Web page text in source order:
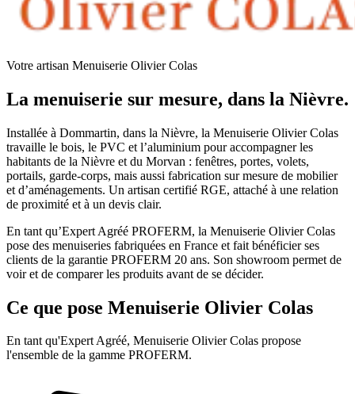
Votre artisan Menuiserie Olivier Colas
La menuiserie sur mesure, dans la Nièvre.
Installée à Dommartin, dans la Nièvre, la Menuiserie Olivier Colas
travaille le bois, le PVC et l’aluminium pour accompagner les
habitants de la Nièvre et du Morvan : fenêtres, portes, volets,
portails, garde-corps, mais aussi fabrication sur mesure de mobilier
et d’aménagements. Un artisan certifié RGE, attaché à une relation
de proximité et à un devis clair.
En tant qu’Expert Agréé PROFERM, la Menuiserie Olivier Colas
pose des menuiseries fabriquées en France et fait bénéficier ses
clients de la garantie PROFERM 20 ans. Son showroom permet de
voir et de comparer les produits avant de se décider.
Ce que pose Menuiserie Olivier Colas
En tant qu'Expert Agréé, Menuiserie Olivier Colas propose
l'ensemble de la gamme PROFERM.